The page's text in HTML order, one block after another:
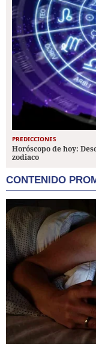
PREDICCIONES
Horóscopo de hoy:
zodiaco
CONTENIDO